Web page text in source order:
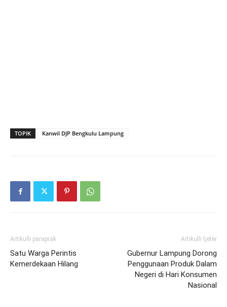
TOPIK Kanwil DJP Bengkulu Lampung
Artikulli paraprak
Satu Warga Perintis
Kemerdekaan Hilang
Artikulli tjetër
Gubernur Lampung Dorong
Penggunaan Produk Dalam
Negeri di Hari Konsumen
Nasional